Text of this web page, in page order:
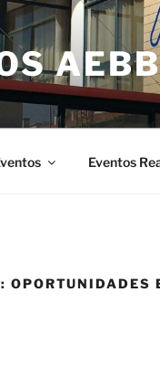
AEBB
Eventos
OPORTUNIDADES